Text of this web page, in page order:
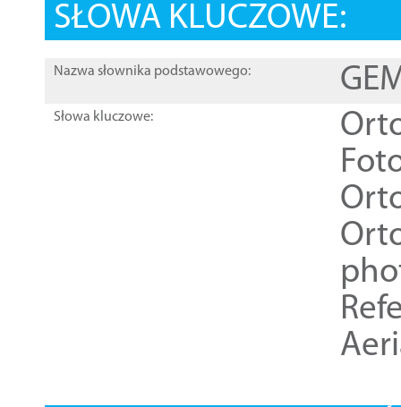
SŁOWA KLUCZOWE:
Nazwa słownika podstawowego:
Słowa kluczowe: